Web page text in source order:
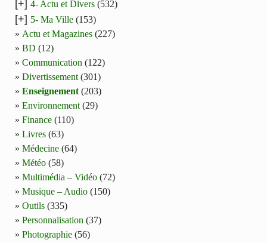
[+] 4- Actu et Divers (532)
[+] 5- Ma Ville (153)
Actu et Magazines (227)
BD (12)
Communication (122)
Divertissement (301)
Enseignement (203)
Environnement (29)
Finance (110)
Livres (63)
Médecine (64)
Météo (58)
Multimédia – Vidéo (72)
Musique – Audio (150)
Outils (335)
Personnalisation (37)
Photographie (56)